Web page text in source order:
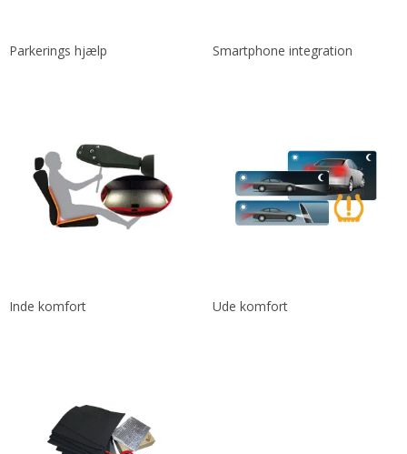
Parkerings hjælp Smartphone integration
Inde komfort Ude komfort